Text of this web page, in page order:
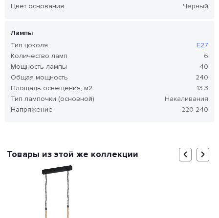
Цвет основания
Черный
Лампы
Тип цоколя
E27
Количество ламп
6
Мощность лампы
40
Общая мощность
240
Площадь освещения, м2
13.3
Тип лампочки (основной)
Накаливания
Напряжение
220-240
Товары из этой же коллекции